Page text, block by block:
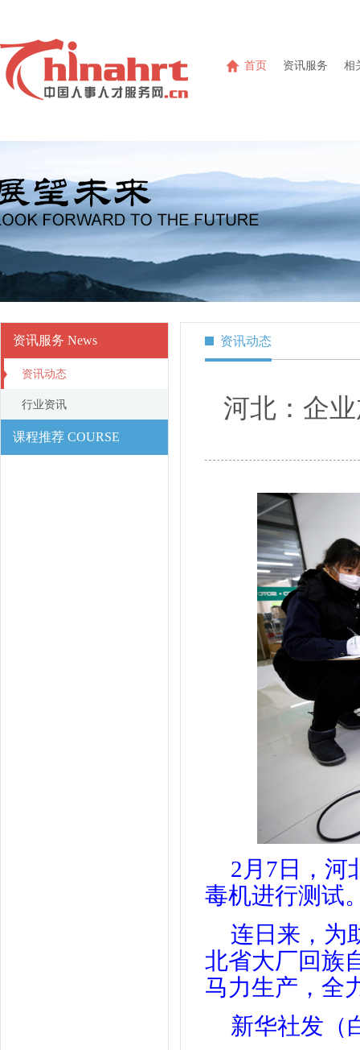
首页 资讯服务 相
资讯服务 News
资讯动态
行业资讯
课程推荐 COURSE
资讯动态
河北：企
2月7日，河
毒机进行测试
连日来，为
北省大厂回族
马力生产，全
新华社发（